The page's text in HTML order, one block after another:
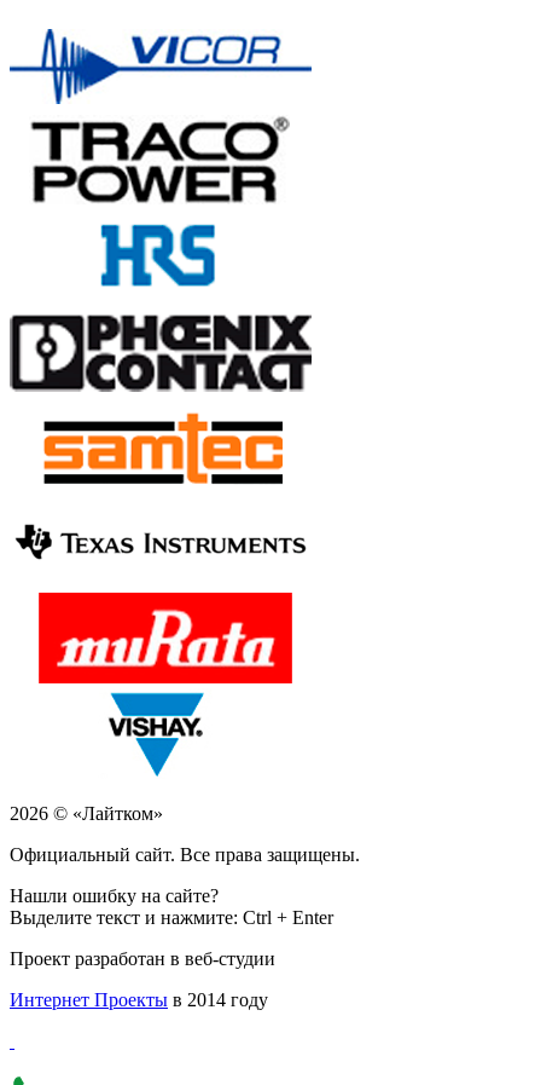
2026 © «Лайтком»
Официальный сайт. Все права защищены.
Нашли ошибку на сайте?
Выделите текст и нажмите: Ctrl + Enter
Проект разработан в веб-студии
Интернет Проекты в 2014 году